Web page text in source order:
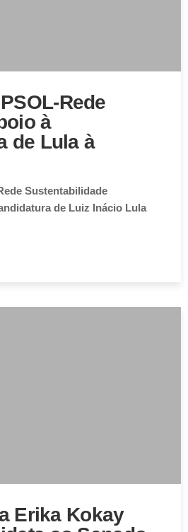
Rede
à
de Lula à
Sustentabilidade
de Luiz Inácio Lula
Erika Kokay